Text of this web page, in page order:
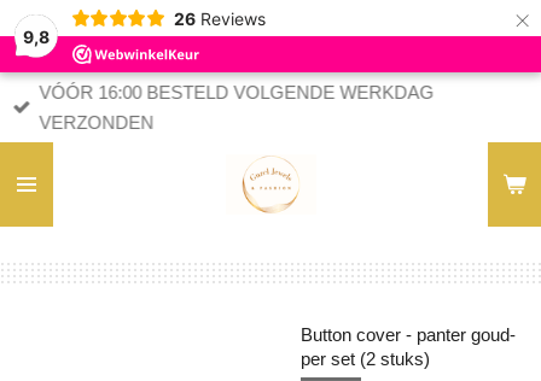
9,8
26 Reviews ×
VÓÓR 16:00 BESTELD VOLGENDE WERKDAG
VERZONDEN
Button cover - panter goud-
per set (2 stuks)